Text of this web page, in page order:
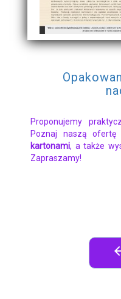
Proponujemy
Poznaj naszą ofertę
kartonami, a także
Zapraszamy!